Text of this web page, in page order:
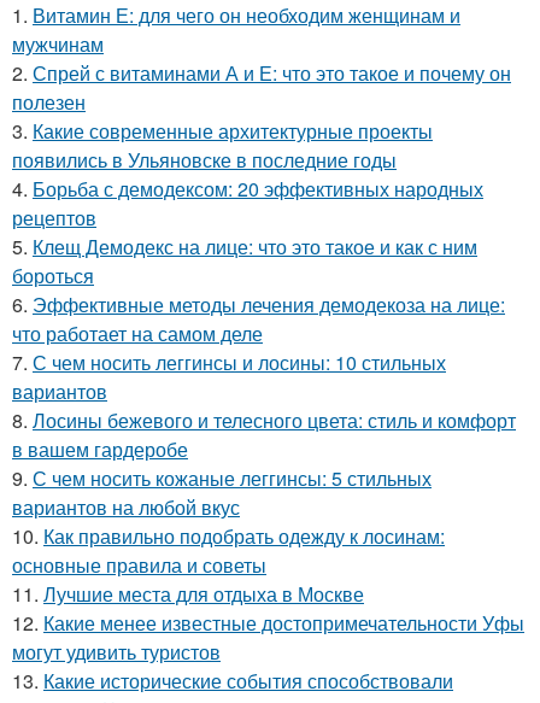
1. Витамин Е: для чего он необходим женщинам и
мужчинам
2. Спрей с витаминами А и Е: что это такое и почему он
полезен
3. Какие современные архитектурные проекты
появились в Ульяновске в последние годы
4. Борьба с демодексом: 20 эффективных народных
рецептов
5. Клещ Демодекс на лице: что это такое и как с ним
бороться
6. Эффективные методы лечения демодекоза на лице:
что работает на самом деле
7. С чем носить леггинсы и лосины: 10 стильных
вариантов
8. Лосины бежевого и телесного цвета: стиль и комфорт
в вашем гардеробе
9. С чем носить кожаные леггинсы: 5 стильных
вариантов на любой вкус
10. Как правильно подобрать одежду к лосинам:
основные правила и советы
11. Лучшие места для отдыха в Москве
12. Какие менее известные достопримечательности Уфы
могут удивить туристов
13. Какие исторические события способствовали